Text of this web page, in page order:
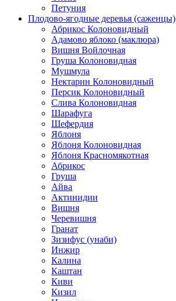
Петуния
Плодово-ягодные деревья (саженцы)
Абрикос Колоновидный
Адамово яблоко (маклюра)
Вишня Войлочная
Груша Колоновидная
Мушмула
Нектарин Колоновидный
Персик Колоновидный
Слива Колоновидная
Шарафуга
Шефердия
Яблоня
Яблоня Колоновидная
Яблоня Красномякотная
Абрикос
Груша
Айва
Актинидии
Вишня
Черевишня
Гранат
Зизифус (унаби)
Инжир
Калина
Каштан
Киви
Кизил